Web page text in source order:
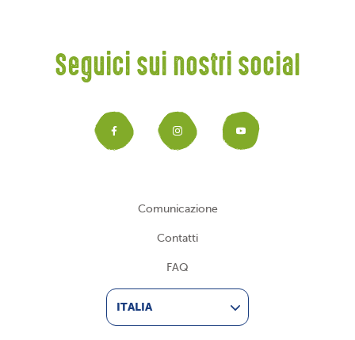
Seguici sui nostri social
Facebook
Instagram
Comunicazione
Contatti
FAQ
ITALIA